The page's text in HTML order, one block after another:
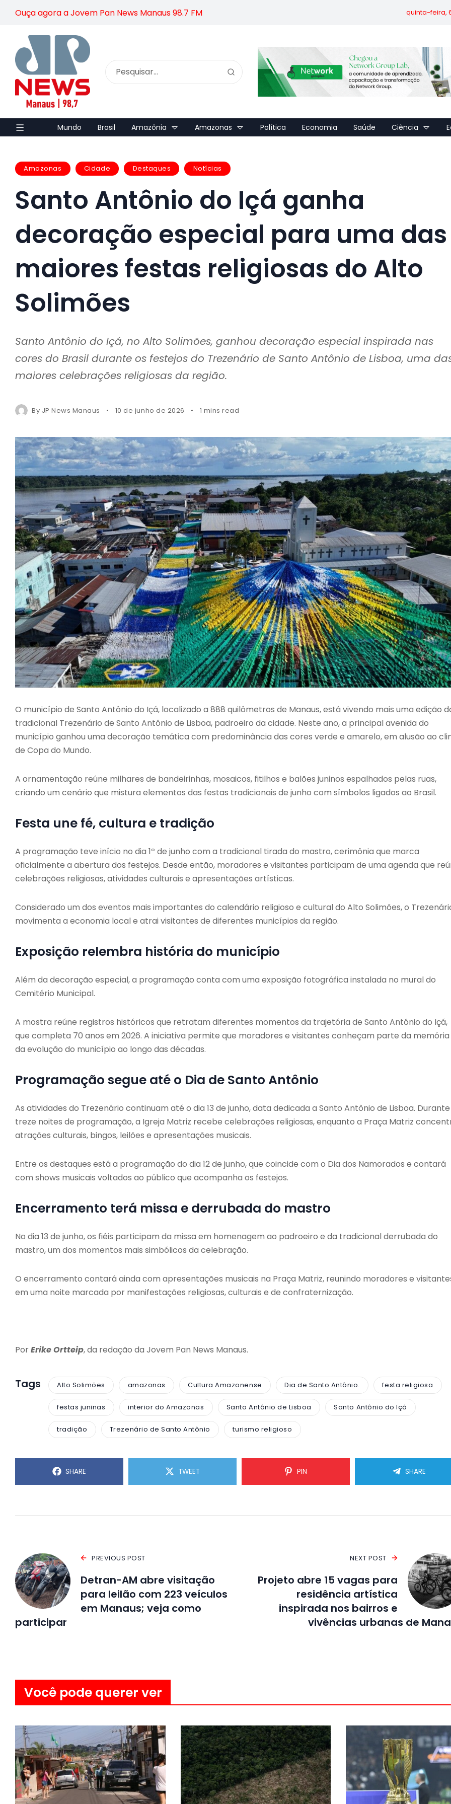
Ouça agora a Jovem Pan News Manaus 98.7 FM quinta-feira,
Mundo Brasil Amazônia Amazonas Política Economia Saúde Ciência
Amazonas Cidade Destaques Notícias
Santo Antônio do Içá ganha
decoração especial para uma das
maiores festas religiosas do Alto
Solimões
Santo Antônio do Içá, no Alto Solimões, ganhou decoração especial inspirada nas
cores do Brasil durante os festejos do Trezenário de Santo Antônio de Lisboa, uma
maiores celebrações religiosas da região.
By JP News Manaus 10 de junho de 2026 1 mins read
O município de Santo Antônio do Içá, localizado a 888 quilômetros de Manaus, está vivendo mais uma edição
tradicional Trezenário de Santo Antônio de Lisboa, padroeiro da cidade. Neste ano, a principal avenida do
município ganhou uma decoração temática com predominância das cores verde e amarelo, em alusão ao
de Copa do Mundo.
A ornamentação reúne milhares de bandeirinhas, mosaicos, fitilhos e balões juninos espalhados pelas ruas,
criando um cenário que mistura elementos das festas tradicionais de junho com símbolos ligados ao Brasil.
Festa une fé, cultura e tradição
A programação teve início no dia 1º de junho com a tradicional tirada do mastro, cerimônia que marca
oficialmente a abertura dos festejos. Desde então, moradores e visitantes participam de uma agenda que
celebrações religiosas, atividades culturais e apresentações artísticas.
Considerado um dos eventos mais importantes do calendário religioso e cultural do Alto Solimões, o
movimenta a economia local e atrai visitantes de diferentes municípios da região.
Exposição relembra história do município
Além da decoração especial, a programação conta com uma exposição fotográfica instalada no mural do
Cemitério Municipal.
A mostra reúne registros históricos que retratam diferentes momentos da trajetória de Santo Antônio do Içá,
que completa 70 anos em 2026. A iniciativa permite que moradores e visitantes conheçam parte da
da evolução do município ao longo das décadas.
Programação segue até o Dia de Santo Antônio
As atividades do Trezenário continuam até o dia 13 de junho, data dedicada a Santo Antônio de Lisboa.
treze noites de programação, a Igreja Matriz recebe celebrações religiosas, enquanto a Praça Matriz
atrações culturais, bingos, leilões e apresentações musicais.
Entre os destaques está a programação do dia 12 de junho, que coincide com o Dia dos Namorados e contará
com shows musicais voltados ao público que acompanha os festejos.
Encerramento terá missa e derrubada do mastro
No dia 13 de junho, os fiéis participam da missa em homenagem ao padroeiro e da tradicional derrubada do
mastro, um dos momentos mais simbólicos da celebração.
O encerramento contará ainda com apresentações musicais na Praça Matriz, reunindo moradores e
em uma noite marcada por manifestações religiosas, culturais e de confraternização.
PorErike Ortteip, da redação da Jovem Pan News Manaus.
Tags Alto Solimões amazonas Cultura Amazonense Dia de Santo Antônio. festa religiosa
festas juninas interior do Amazonas Santo Antônio de Lisboa Santo Antônio do Içá
tradição Trezenário de Santo Antônio turismo religioso
SHARE TWEET PIN SHARE
PREVIOUS POST
Detran-AM abre visitação
para leilão com 223 veículos
em Manaus; veja como
participar
NEXT POST
Projeto abre 15 vagas para
residência artística
inspirada nos bairros e
vivências urbanas de
Você pode querer ver